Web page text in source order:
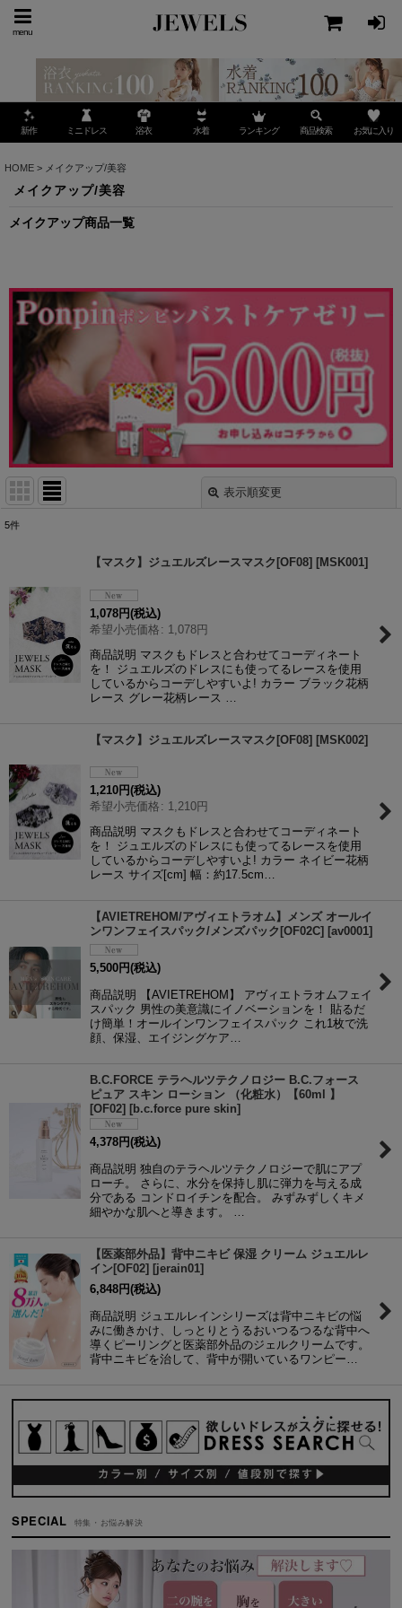
menu
新作 ミニドレス 浴衣 水着 ランキング 商品検索 お気に入り
HOME > メイクアップ/美容
メイクアップ/美容
メイクアップ商品一覧
表示順変更
並び順
5件
【マスク】ジュエルズレースマスク[OF08] [MSK001]
1,078 円(税込)
希望小売価格 : 1,078円
商品説明 マスクもドレスと合わせてコーディネート
を！ ジュエルズのドレスにも使ってるレースを使用
しているからコーデしやすいよ! カラー ブラック花柄
レース グレー花柄レース …
【マスク】ジュエルズレースマスク[OF08] [MSK002]
1,210 円(税込)
希望小売価格 : 1,210円
商品説明 マスクもドレスと合わせてコーディネート
を！ ジュエルズのドレスにも使ってるレースを使用
しているからコーデしやすいよ! カラー ネイビー花柄
レース サイズ[cm] 幅：約17.5cm…
【AVIETREHOM/アヴィエトラオム】メンズ オールイ
ンワンフェイスパック/メンズパック[OF02C] [av0001]
5,500 円(税込)
商品説明 【AVIETREHOM】 アヴィエトラオムフェイ
スパック 男性の美意識にイノベーションを！ 貼るだ
け簡単！オールインワンフェイスパック これ1枚で洗
顔、保湿、エイジングケア…
B.C.FORCE テラヘルツテクノロジー B.C.フォース
ピュア スキン ローション （化粧水）【60ml 】
[OF02] [b.c.force pure skin]
4,378 円(税込)
商品説明 独自のテラヘルツテクノロジーで肌にアプ
ローチ。 さらに、水分を保持し肌に弾力を与える成
分である コンドロイチンを配合。 みずみずしくキメ
細やかな肌へと導きます。 …
【医薬部外品】背中ニキビ 保湿 クリーム ジュエルレ
イン[OF02] [jerain01]
6,848 円(税込)
商品説明 ジュエルレインシリーズは背中ニキビの悩
みに働きかけ、しっとりとうるおいつるつるな背中へ
導くピーリングと医薬部外品のジェルクリームです。
背中ニキビを治して、背中が開いているワンピー…
SPECIAL 特集・お悩み解決